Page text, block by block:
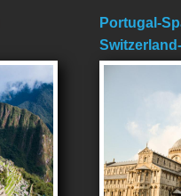
Portugal-